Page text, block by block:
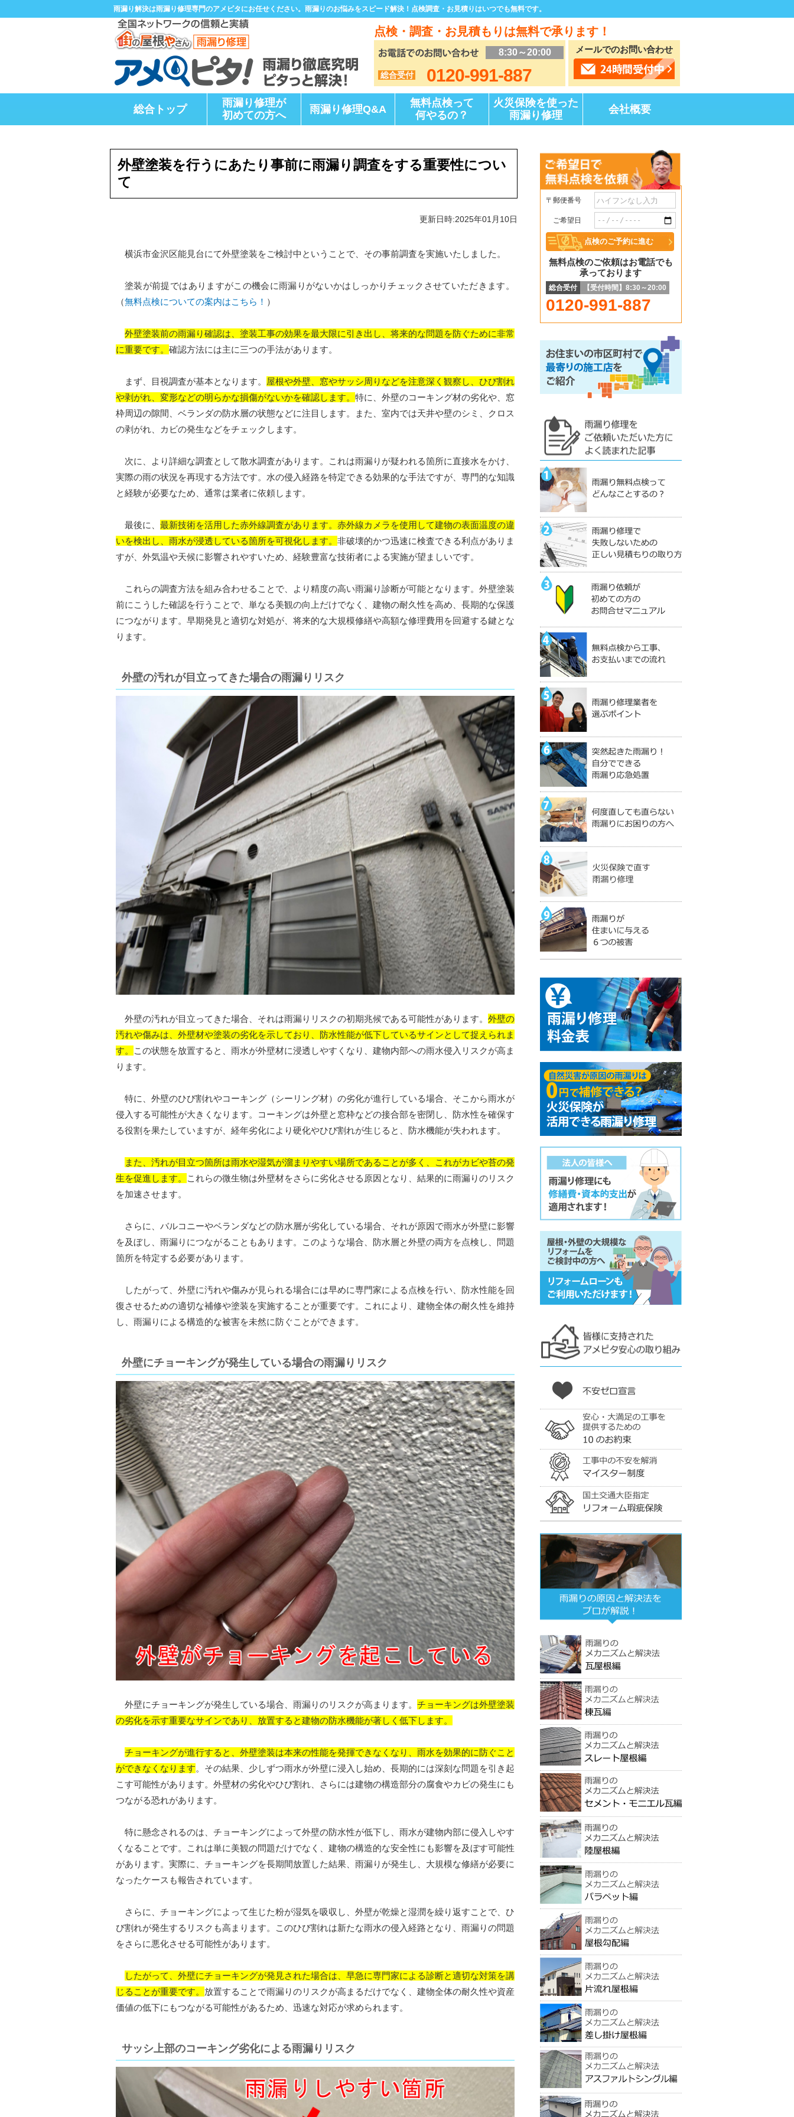
雨漏り解決は雨漏り修理専門のアメピタにお任せください。雨漏りのお悩みをスピード解決！点検調査・お見積りはいつでも無料です。
点検・調査・お見積もりは無料で承ります！
8:30～20:00
総合受付 0120-991-887
メールでのお問い合わせ
総合トップ
雨漏り修理が
初めての方へ
雨漏り修理Q&A
無料点検って
何やるの？
火災保険を使った
雨漏り修理
会社概要
外壁塗装を行うにあたり事前に雨漏り調査をする重要性につい
て
更新日時:2025年01月10日
横浜市金沢区能見台にて外壁塗装をご検討中ということで、その事前調査を実施いたしました。
塗装が前提ではありますがこの機会に雨漏りがないかはしっかりチェックさせていただきます。
（無料点検についての案内はこちら！ ）
外壁塗装前の雨漏り確認は、塗装工事の効果を最大限に引き出し、将来的な問題を防ぐために非常
に重要です。 確認方法には主に三つの手法があります。
まず、目視調査が基本となります。
屋根や外壁、窓やサッシ周りなどを注意深く観察し、ひび割れ
や剥がれ、変形などの明らかな損傷がないかを確認します。 特に、外壁のコーキング材の劣化や、窓
枠周辺の隙間、ベランダの防水層の状態などに注目します。また、室内では天井や壁のシミ、クロス
の剥がれ、カビの発生などをチェックします。
次に、より詳細な調査として散水調査があります。これは雨漏りが疑われる箇所に直接水をかけ、
実際の雨の状況を再現する方法です。水の侵入経路を特定できる効果的な手法ですが、専門的な知識
と経験が必要なため、通常は業者に依頼します。
最後に、 最新技術を活用した赤外線調査があります。赤外線カメラを使用して建物の表面温度の違
いを検出し、雨水が浸透している箇所を可視化します。 非破壊的かつ迅速に検査できる利点がありま
すが、外気温や天候に影響されやすいため、経験豊富な技術者による実施が望ましいです。
これらの調査方法を組み合わせることで、より精度の高い雨漏り診断が可能となります。外壁塗装
前にこうした確認を行うことで、単なる美観の向上だけでなく、建物の耐久性を高め、長期的な保護
につながります。早期発見と適切な対処が、将来的な大規模修繕や高額な修理費用を回避する鍵とな
ります。
外壁の汚れが目立ってきた場合の雨漏りリスク
外壁の汚れが目立ってきた場合、それは雨漏りリスクの初期兆候である可能性があります。 外壁の
汚れや傷みは、外壁材や塗装の劣化を示しており、防水性能が低下しているサインとして捉えられま
す。
この状態を放置すると、雨水が外壁材に浸透しやすくなり、建物内部への雨水侵入リスクが高ま
ります。
特に、外壁のひび割れやコーキング（シーリング材）の劣化が進行している場合、そこから雨水が
侵入する可能性が大きくなります。コーキングは外壁と窓枠などの接合部を密閉し、防水性を確保す
る役割を果たしていますが、経年劣化により硬化やひび割れが生じると、防水機能が失われます。
また、汚れが目立つ箇所は雨水や湿気が溜まりやすい場所であることが多く、これがカビや苔の発
生を促進します。
これらの微生物は外壁材をさらに劣化させる原因となり、結果的に雨漏りのリスク
を加速させます。
さらに、バルコニーやベランダなどの防水層が劣化している場合、それが原因で雨水が外壁に影響
を及ぼし、雨漏りにつながることもあります。このような場合、防水層と外壁の両方を点検し、問題
箇所を特定する必要があります。
したがって、外壁に汚れや傷みが見られる場合には早めに専門家による点検を行い、防水性能を回
復させるための適切な補修や塗装を実施することが重要です。これにより、建物全体の耐久性を維持
し、雨漏りによる構造的な被害を未然に防ぐことができます。
外壁にチョーキングが発生している場合の雨漏りリスク
外壁にチョーキングが発生している場合、雨漏りのリスクが高まります。 チョーキングは外壁塗装
の劣化を示す重要なサインであり、放置すると建物の防水機能が著しく低下します。
チョーキングが進行すると、外壁塗装は本来の性能を発揮できなくなり、雨水を効果的に防ぐこと
ができなくなります。その結果、少しずつ雨水が外壁に浸入し始め、長期的には深刻な問題を引き起
こす可能性があります。外壁材の劣化やひび割れ、さらには建物の構造部分の腐食やカビの発生にも
つながる恐れがあります。
特に懸念されるのは、チョーキングによって外壁の防水性が低下し、雨水が建物内部に侵入しやす
くなることです。これは単に美観の問題だけでなく、建物の構造的な安全性にも影響を及ぼす可能性
があります。実際に、チョーキングを長期間放置した結果、雨漏りが発生し、大規模な修繕が必要に
なったケースも報告されています。
さらに、チョーキングによって生じた粉が湿気を吸収し、外壁が乾燥と湿潤を繰り返すことで、ひ
び割れが発生するリスクも高まります。このひび割れは新たな雨水の侵入経路となり、雨漏りの問題
をさらに悪化させる可能性があります。
したがって、外壁にチョーキングが発見された場合は、早急に専門家による診断と適切な対策を講
じることが重要です。 放置することで雨漏りのリスクが高まるだけでなく、建物全体の耐久性や資産
価値の低下にもつながる可能性があるため、迅速な対応が求められます。
サッシ上部のコーキング劣化による雨漏りリスク
〒郵便番号
ご希望日
無料点検のご依頼はお電話でも
承っております
総合受付 【受付時間】8:30～20:00
0120-991-887